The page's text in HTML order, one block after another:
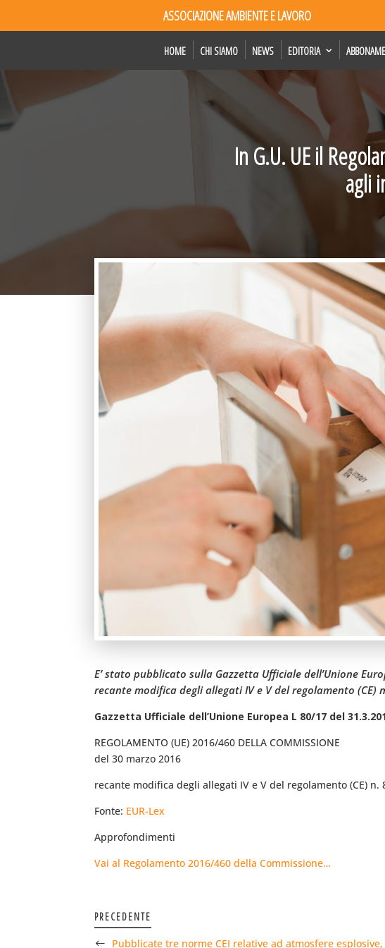
ASSOCIAZIONE AMBIENTE E LAVORO
HOME CHI SIAMO NEWS EDITORIA
In G.U. UE il
agli
E’ stato pubblicato sulla Gazzetta Ufficiale dell’Unione
recante modifica degli allegati IV e V del regolamento
Gazzetta Ufficiale dell’Unione Europea L 80/17 del
REGOLAMENTO (UE) 2016/460 DELLA COMMISSIONE
del 30 marzo 2016
recante modifica degli allegati IV e V del regolamento (CE)
Fonte: EUR-Lex
Approfondimenti
Vai al Regolamento 2016/460 della Commissione…
PRECEDENTE
Pubblicate tre norme CEI relative ad atmosfere esplosive,